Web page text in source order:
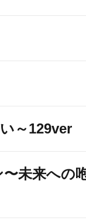
～129ver
未来への